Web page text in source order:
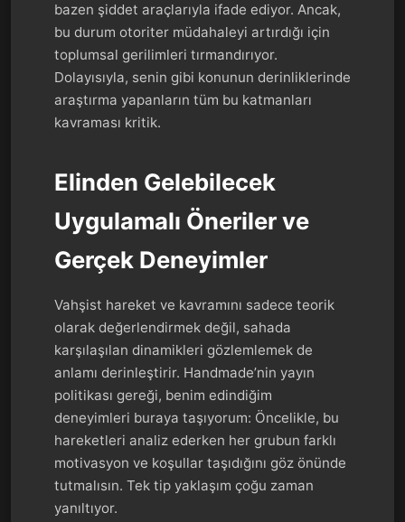
bazen şiddet araçlarıyla ifade ediyor. Ancak,
bu durum otoriter müdahaleyi artırdığı için
toplumsal gerilimleri tırmandırıyor.
Dolayısıyla, senin gibi konunun derinliklerinde
araştırma yapanların tüm bu katmanları
kavraması kritik.
Elinden Gelebilecek
Uygulamalı Öneriler ve
Gerçek Deneyimler
Vahşist hareket ve kavramını sadece teorik
olarak değerlendirmek değil, sahada
karşılaşılan dinamikleri gözlemlemek de
anlamı derinleştirir. Handmade’nin yayın
politikası gereği, benim edindiğim
deneyimleri buraya taşıyorum: Öncelikle, bu
hareketleri analiz ederken her grubun farklı
motivasyon ve koşullar taşıdığını göz önünde
tutmalısın. Tek tip yaklaşım çoğu zaman
yanıltıyor.